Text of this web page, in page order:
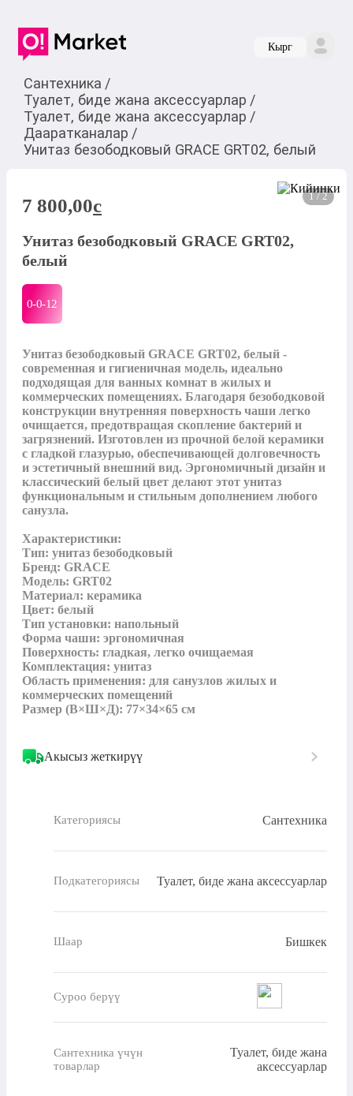
Кырг
Сантехника /
Туалет, биде жана аксессуарлар /
Туалет, биде жана аксессуарлар /
Дааратканалар /
Унитаз безободковый GRACE GRT02, белый
1 / 2
7 800,00c
Унитаз безободковый GRACE GRT02,
белый
0-0-12
Унитаз безободковый GRACE GRT02, белый -
современная и гигиеничная модель, идеально
подходящая для ванных комнат в жилых и
коммерческих помещениях. Благодаря безободковой
конструкции внутренняя поверхность чаши легко
очищается, предотвращая скопление бактерий и
загрязнений. Изготовлен из прочной белой керамики
с гладкой глазурью, обеспечивающей долговечность
и эстетичный внешний вид. Эргономичный дизайн и
классический белый цвет делают этот унитаз
функциональным и стильным дополнением любого
санузла.
Характеристики:
Тип: унитаз безободковый
Бренд: GRACE
Модель: GRT02
Материал: керамика
Цвет: белый
Тип установки: напольный
Форма чаши: эргономичная
Поверхность: гладкая, легко очищаемая
Комплектация: унитаз
Область применения: для санузлов жилых и
коммерческих помещений
Размер (В×Ш×Д): 77×34×65 см
Акысыз жеткирүү
Категориясы Сантехника
Подкатегориясы Туалет, биде жана аксессуарлар
Шаар Бишкек
Суроо берүү
Сантехника үчүн
товарлар
Туалет, биде жана
аксессуарлар